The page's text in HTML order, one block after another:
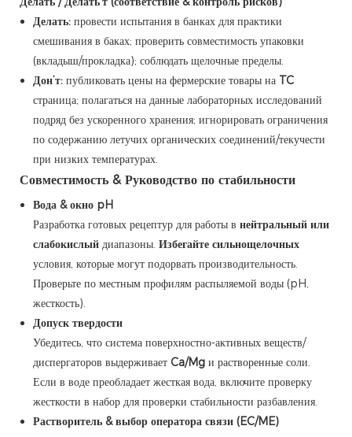
Делать: провести испытания в банках для практики
смешивания в баках; проверить совместимость упаковки
(вкладыш/прокладка); соблюдать щелочные пределы.
Дон’т: публиковать цены на фермерские товары на TC
страница; полагаться на данные лабораторных исследований
подряд без ускоренного хранения; игнорировать ограничения
по содержанию летучих органических соединений/текучести
при низких температурах.
Совместимость & Руководство по стабильности
Вода & окно pH
Разработка готовых рецептур для работы в нейтральный или
слабокислый диапазоны. Избегайте сильнощелочных
условия, которые могут подорвать производительность.
Проверьте по местным профилям распыляемой воды (pH,
жесткость).
Допуск твердости
Убедитесь, что система поверхностно-активных веществ/
диспергаторов выдерживает Ca/Mg и растворенные соли.
Если в воде преобладает жесткая вода, включите проверку
жесткости в набор для проверки стабильности разбавления.
Растворитель & выбор оператора связи (EC/ME)